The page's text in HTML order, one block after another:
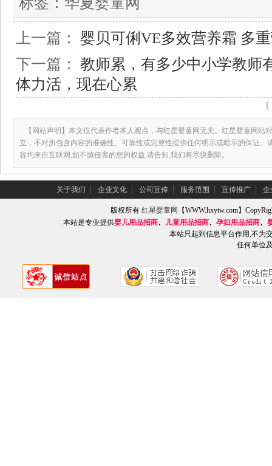
上一篇： 婴贝可俐VE多效营养霜 多
下一篇： 教师累，有多少中小学教师
体力活，现在心累
【网站声明】本文仅代表作者本人观点，与红星婴童网无关。红星婴童网站
立，不对所包含内容的准确性、可靠性或完整性提供任何明示或暗示的保证。
容均来自互联网,如不慎侵害的您的权益,请告知,我们将尽快删除。
关于我们 ┆ 企业文化 ┆ 公司宣传 ┆ 服务范围 ┆ 宣传推广 ┆ 企
版权所有红星婴童网
【WWW.hxytw.com】
本站是专业提供婴儿用品招商、 儿童用品招商、 孕妇用品招商、
本站只起到信息平台作用,不为
任何单位